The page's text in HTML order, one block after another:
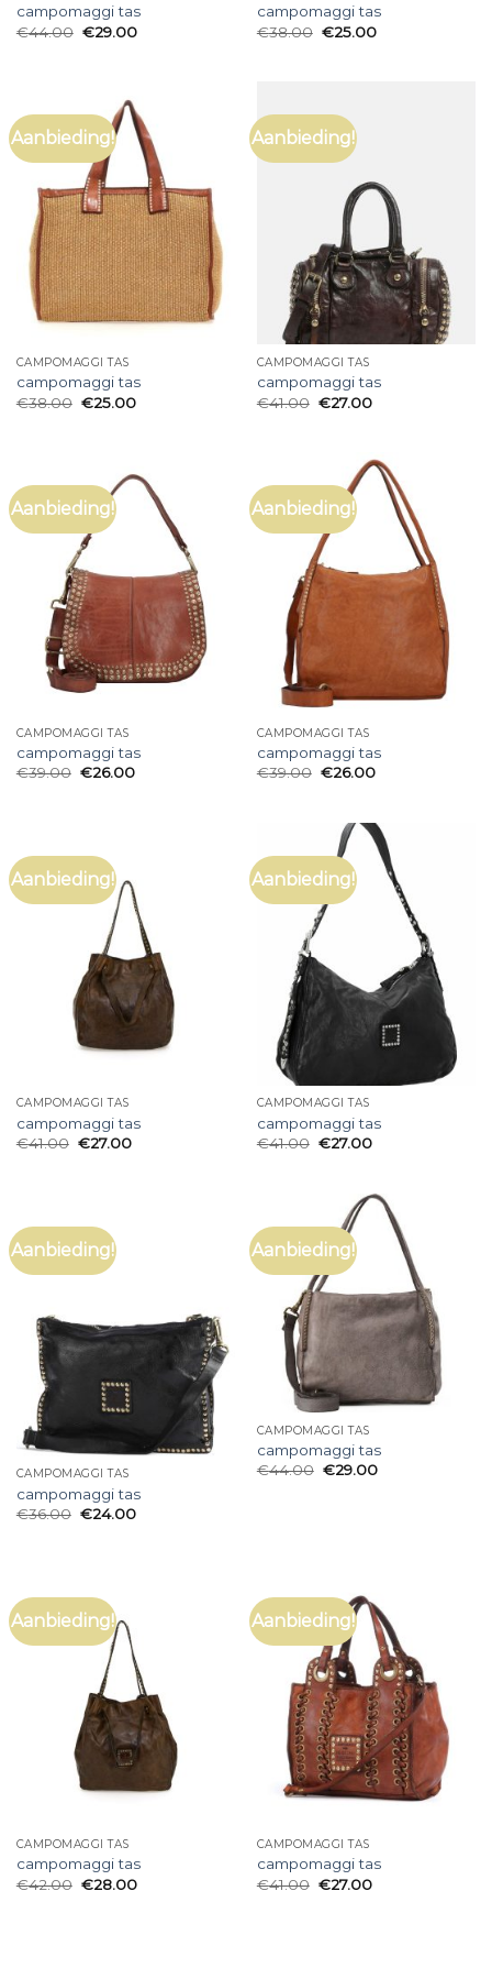
campomaggi tas
€44.00 €29.00
campomaggi tas
€38.00 €25.00
Aanbieding!
CAMPOMAGGI TAS
campomaggi tas
€38.00 €25.00
Aanbieding!
CAMPOMAGGI TAS
campomaggi tas
€41.00 €27.00
Aanbieding!
CAMPOMAGGI TAS
campomaggi tas
€39.00 €26.00
Aanbieding!
CAMPOMAGGI TAS
campomaggi tas
€39.00 €26.00
Aanbieding!
CAMPOMAGGI TAS
campomaggi tas
€41.00 €27.00
Aanbieding!
CAMPOMAGGI TAS
campomaggi tas
€41.00 €27.00
Aanbieding!
CAMPOMAGGI TAS
campomaggi tas
€36.00 €24.00
Aanbieding!
CAMPOMAGGI TAS
campomaggi tas
€44.00 €29.00
Aanbieding!
CAMPOMAGGI TAS
campomaggi tas
€42.00 €28.00
Aanbieding!
CAMPOMAGGI TAS
campomaggi tas
€41.00 €27.00